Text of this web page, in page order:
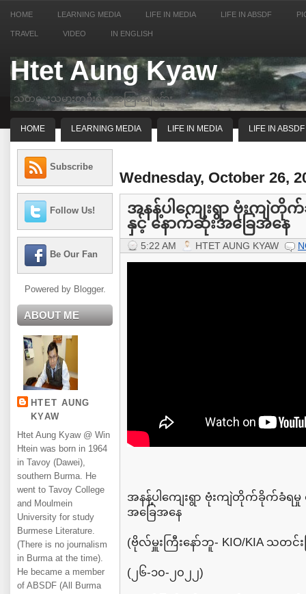
HOME LEARNING MEDIA LIFE IN MEDIA LIFE IN ABSDF
TRAVEL VIDEO IN ENGLISH
Htet Aung Kyaw
သတင္းသမားတဦးရဲ့ အေတြးအျမင္မ်ား
HOME LEARNING MEDIA LIFE IN MEDIA LIFE IN ABSDF
Subscribe
Follow Us!
Be Our Fan
Powered by Blogger.
ABOUT ME
HTET AUNG
KYAW
Htet Aung Kyaw @ Win
Htein was born in 1964
in Tavoy (Dawei),
southern Burma. He
went to Tavoy College
and Moulmein
University for study
Burmese Literature.
(There is no journalism
in Burma at the time).
He became a member
of ABSDF (All Burma
Wednesday, October 26,
အနန့်ပါကျေးရွာ ဗုံးကျဲတို
နှင့် နောက်ဆုံးအခြေအနေ
5:22 AM HTET AUNG KYAW
အနန့်ပါကျေးရွာ ဗုံးကျဲတိုက်ခိုက်ခံရ
အခြေအနေ
(ဗိုလ်မှူးကြီးနော်ဘူ- KIO/KIA သတင်း
(၂၆-၁၀-၂၀၂၂)